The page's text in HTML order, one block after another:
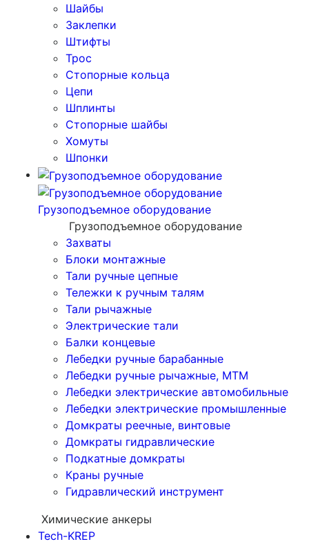
Шайбы
Заклепки
Штифты
Трос
Стопорные кольца
Цепи
Шплинты
Стопорные шайбы
Хомуты
Шпонки
Грузоподъемное оборудование
Грузоподъемное оборудование
Захваты
Блоки монтажные
Тали ручные цепные
Тележки к ручным талям
Тали рычажные
Электрические тали
Балки концевые
Лебедки ручные барабанные
Лебедки ручные рычажные, МТМ
Лебедки электрические автомобильные
Лебедки электрические промышленные
Домкраты реечные, винтовые
Домкраты гидравлические
Подкатные домкраты
Краны ручные
Гидравлический инструмент
Химические анкеры
Tech-KREP